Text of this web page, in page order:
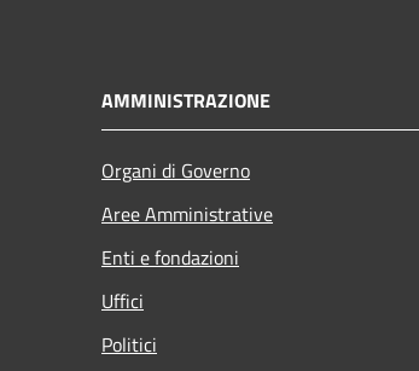
AMMINISTRAZIONE
Organi di Governo
Aree Amministrative
Enti e fondazioni
Uffici
Politici